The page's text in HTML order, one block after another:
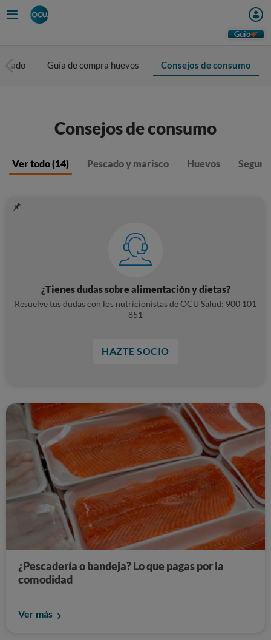
Guio
Guía de compra huevos Consejos de consumo
Consejos de consumo
Ver todo (14) Pescado y marisco Huevos
¿Tienes dudas sobre alimentación y dietas?
Resuelve tus dudas con los nutricionistas de OCU Salud: 900 101
851
HAZTE SOCIO
¿Pescadería o bandeja? Lo que pagas por la
comodidad
Ver más